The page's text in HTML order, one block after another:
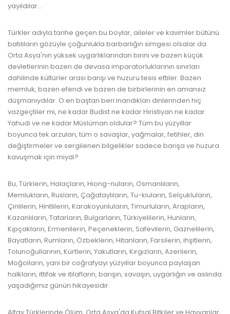
yayıldılar...
Türkler adıyla tarihe geçen bu boylar, aileler ve kavimler bütünü
batılıların gözüyle çoğunlukla barbarlığın simgesi olsalar da
Orta Asya'nın yüksek uygarlıklarından birini ve bazen küçük
devletlerinin bazen de devasa imparatorluklarının sınırları
dahilinde kültürler arası barışı ve huzuru tesis ettiler. Bazen
memluk, bazen efendi ve bazen de birbirlerinin en amansız
düşmanıydılar. O en baştan beri inandıkları dinlerinden hiç
vazgeçtiler mi, ne kadar Budist ne kadar Hıristiyan ne kadar
Yahudi ve ne kadar Müslüman oldular? Tüm bu yüzyıllar
boyunca tek arzuları, tüm o savaşlar, yağmalar, fetihler, din
değiştirmeler ve sergilenen bilgelikler sadece barışa ve huzura
kavuşmak için miydi?
Bu, Türklerin, Halaçların, Hiong-nuların, Osmanlıların,
Memlukların, Rusların, Çağataylıların, Tu-kiuların, Selçukluların,
Çinlilerin, Hintlilerin, Karakoyunluların, Timurluların, Arapların,
Kazanlıların, Tatarların, Bulgarların, Türkiyelilerin, Hunların,
Kıpçakların, Ermenilerin, Peçeneklerin, Safevilerin, Gaznelilerin,
Bayatların, Rumların, Özbeklerin, Hitanların, Farsilerin, ihşitlerin,
Tolunoğullarının, Kürtlerin, Yakutların, Kırgızların, Azerilerin,
Moğolların, yani bir coğrafyayı yüzyıllar boyunca paylaşan
halkların, ittifak ve itilafların, barışın, savaşın, uygarlığın ve aslında
yaşadığımız günün hikayesidir.
Altay Türklerinde Ölüm, Orta Asya'da Kutsal Bitkiler ve Hayvanlar,